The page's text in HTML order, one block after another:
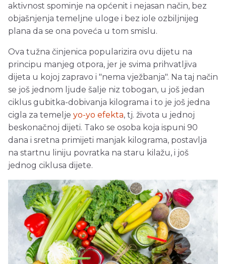
aktivnost spominje na općenit i nejasan način, bez
objašnjenja temeljne uloge i bez iole ozbiljnijeg
plana da se ona poveća u tom smislu.
Ova tužna činjenica popularizira ovu dijetu na
principu manjeg otpora, jer je svima prihvatljiva
dijeta u kojoj zapravo i "nema vježbanja". Na taj način
se još jednom ljude šalje niz tobogan, u još jedan
ciklus gubitka-dobivanja kilograma i to je još jedna
cigla za temelje yo-yo efekta, tj. života u jednoj
beskonačnoj dijeti. Tako se osoba koja ispuni 90
dana i sretna primijeti manjak kilograma, postavlja
na startnu liniju povratka na staru kilažu, i još
jednog ciklusa dijete.